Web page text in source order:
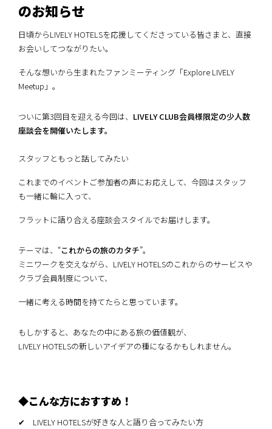
のお知らせ
日頃からLIVELY HOTELSを応援してくださっている皆さまと、直接
お会いしてつながりたい。
そんな想いから生まれたファンミーティング「Explore LIVELY
Meetup」。
ついに第3回目を迎える今回は、 LIVELY CLUB会員様限定の少人数
座談会を開催いたします。
スタッフともっと話してみたい ――
これまでのイベントご参加者の声にお応えして、今回はスタッフ
も一緒に輪に入って、
フラットに語り合える座談会スタイルでお届けします。
テーマは、“これからの旅のカタチ”。
ミニワークを交えながら、LIVELY HOTELSのこれからのサービスや
クラブ会員制度について、
一緒に考える時間を持てたらと思っています。
もしかすると、あなたの中にある旅の価値観が、
LIVELY HOTELSの新しいアイデアの種になるかもしれません。
◆こんな方におすすめ！
✔ LIVELY HOTELSが好きな人と語り合ってみたい方